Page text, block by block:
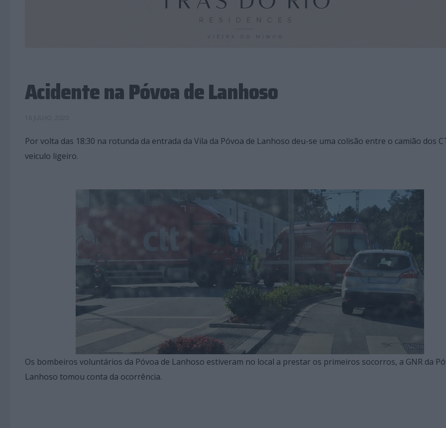
Acidente na Póvoa de Lanhoso
Por volta das 18:30 na rotunda da entrada da Vila da Póvoa de Lanhoso deu-se uma colisão entre o camião dos
veiculo ligeiro.
Os bombeiros voluntários da Póvoa de Lanhoso estiveram no local a prestar os primeiros socorros, a GNR da
Lanhoso tomou conta da ocorrência.